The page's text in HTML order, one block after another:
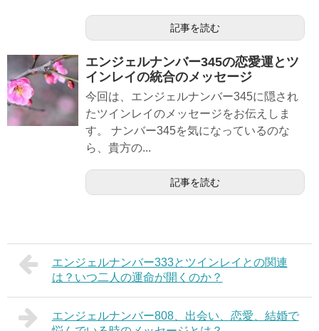
記事を読む
エンジェルナンバー345の恋愛運とツ
インレイの統合のメッセージ
今回は、エンジェルナンバー345に隠され
たツインレイのメッセージをお伝えしま
す。 ナンバー345を気になっているのな
ら、貴方の...
記事を読む
エンジェルナンバー333とツインレイとの関連
は？いつ二人の運命が開くのか？
エンジェルナンバー808、出会い、恋愛、結婚で